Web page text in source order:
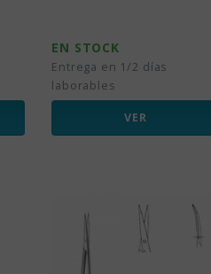
EN STOCK
Entrega en 1/2 días
laborables
VER